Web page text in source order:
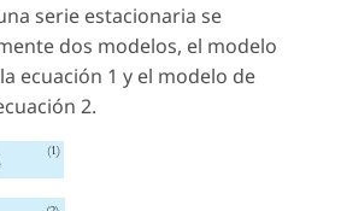
serie estacionaria se
dos modelos, el modelo
ecuación 1 y el modelo de
2.